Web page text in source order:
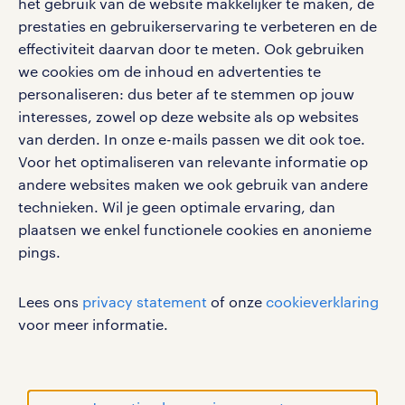
prestaties en gebruikerservaring te verbeteren en de
effectiviteit daarvan door te meten. Ook gebruiken
we cookies om de inhoud en advertenties te
personaliseren: dus beter af te stemmen op jouw
interesses, zowel op deze website als op websites
van derden. In onze e-mails passen we dit ook toe.
Voor het optimaliseren van relevante informatie op
andere websites maken we ook gebruik van andere
technieken. Wil je geen optimale ervaring, dan
plaatsen we enkel functionele cookies en anonieme
pings.
Lees ons privacy statement of onze cookieverklaring
voor meer informatie.
salarischecker
bruto-netto calculator
klachten en misstanden
Eenvoudig, snel en overal.
apple app store
google play store
social media
Volg ons voor de leukste content omtrent
vacatures, solliciteren en inspiratie.
privacystatement